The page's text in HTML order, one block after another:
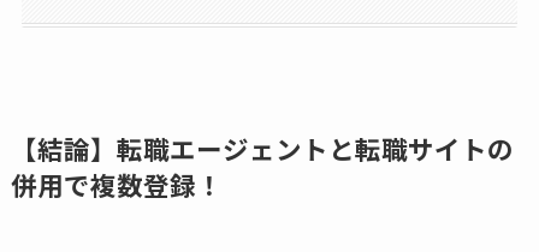
【結論】転職エージェントと転職サイトの
併用で複数登録！